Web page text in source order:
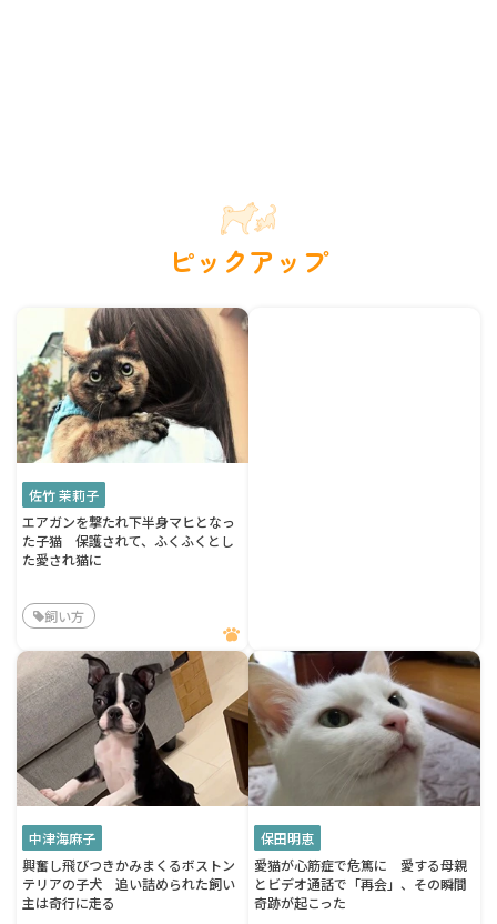
ピックアップ
佐竹 茉莉子
エアガンを撃たれ下半身マヒとなっ
た子猫 保護されて、ふくふくとし
た愛され猫に
飼い方
中津海麻子
興奮し飛びつきかみまくるボストン
テリアの子犬 追い詰められた飼い
主は奇行に走る
保田明恵
愛猫が心筋症で危篤に 愛する母親
とビデオ通話で「再会」、その瞬間
奇跡が起こった